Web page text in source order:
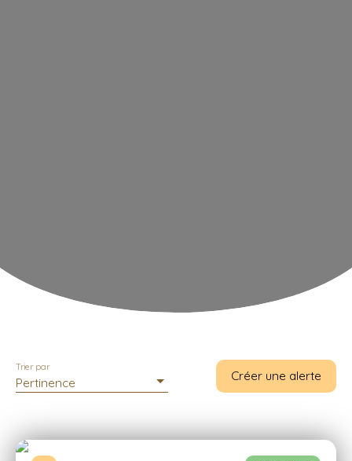
Pertinence
Trier par
Créer une alerte